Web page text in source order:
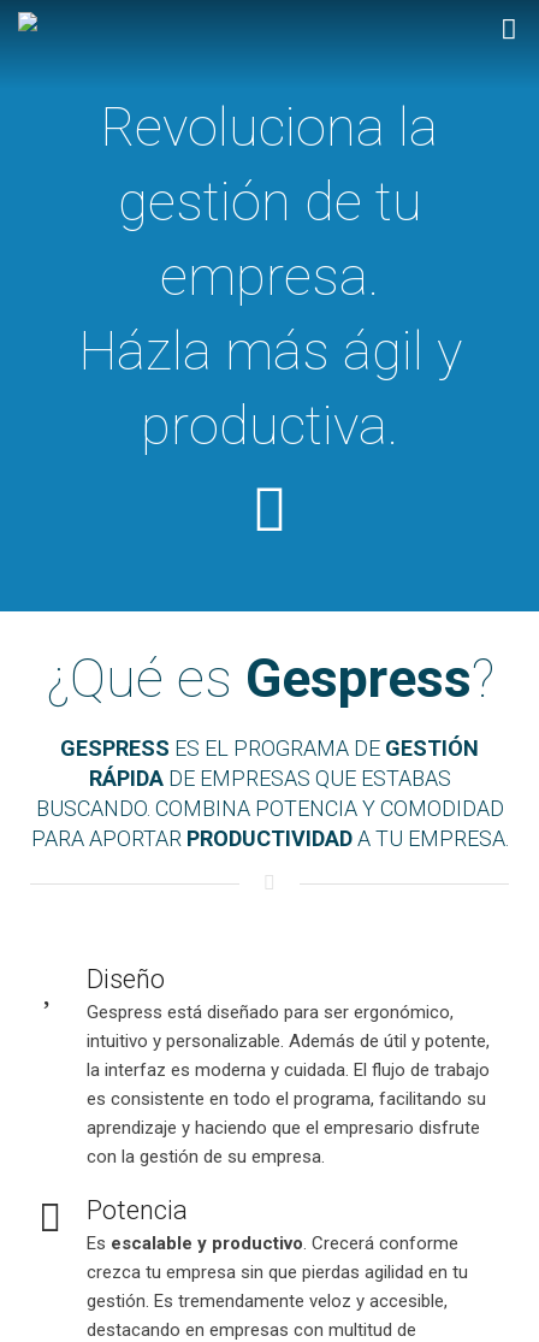
Revoluciona la
gestión de tu
empresa.
Házla más ágil y
productiva.
¿Qué es Gespress?
GESPRESS ES EL PROGRAMA DE GESTIÓN
RÁPIDADE EMPRESAS QUE ESTABAS
BUSCANDO. COMBINA POTENCIA Y COMODIDAD
PARA APORTAR PRODUCTIVIDADA TU EMPRESA.
Diseño
Gespress está diseñado para ser ergonómico,
intuitivo y personalizable. Además de útil y potente,
la interfaz es moderna y cuidada. El flujo de trabajo
es consistente en todo el programa, facilitando su
aprendizaje y haciendo que el empresario disfrute
con la gestión de su empresa.
Potencia
Es escalable y productivo. Crecerá conforme
crezca tu empresa sin que pierdas agilidad en tu
gestión. Es tremendamente veloz y accesible,
destacando en empresas con multitud de